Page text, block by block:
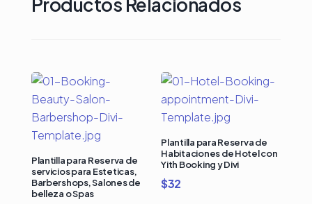
Plantilla para Reserva de
servicios para Esteticas,
Barbershops, Salones de
belleza o Spas
Plantilla para Reserva de
Habitaciones de Hotel con
Yith Booking y Divi
$32